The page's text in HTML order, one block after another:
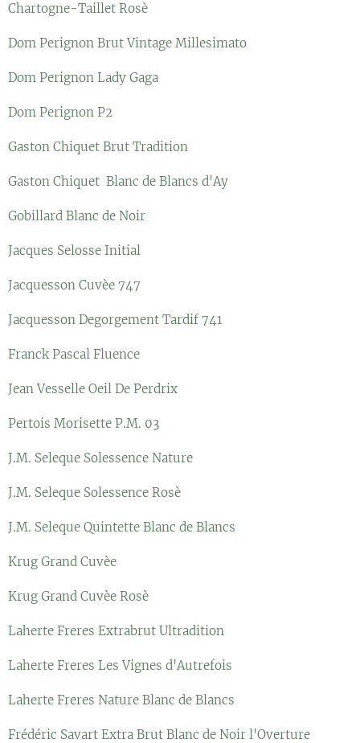
Chartogne-Taillet Rosè
Dom Perignon Brut Vintage Millesimato
Dom Perignon Lady Gaga
Dom Perignon P2
Gaston Chiquet Brut Tradition
Gaston Chiquet Blanc de Blancs d'Ay
Gobillard Blanc de Noir
Jacques Selosse Initial
Jacquesson Cuvèe 747
Jacquesson Degorgement Tardif 741
Franck Pascal Fluence
Jean Vesselle Oeil De Perdrix
Pertois Morisette P.M. 03
J.M. Seleque Solessence Nature
J.M. Seleque Solessence Rosè
J.M. Seleque Quintette Blanc de Blancs
Krug Grand Cuvèe
Krug Grand Cuvèe Rosè
Laherte Freres Extrabrut Ultradition
Laherte Freres Les Vignes d'Autrefois
Laherte Freres Nature Blanc de Blancs
Frédéric Savart Extra Brut Blanc de Noir l'Overture